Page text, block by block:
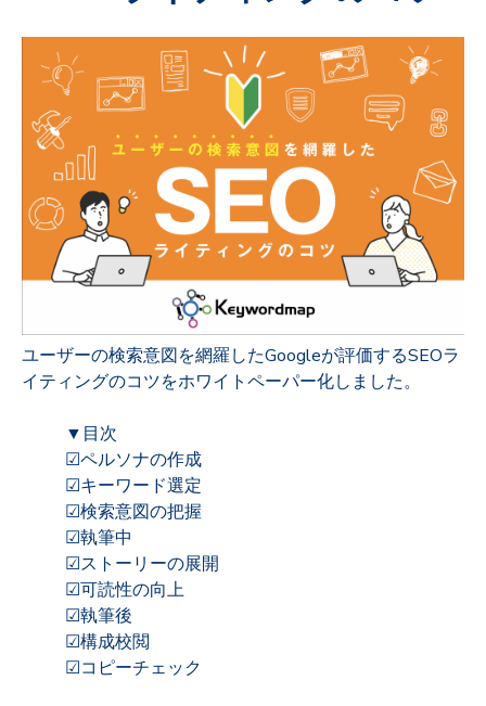
ユーザーの検索意図を網羅したGoogleが評価するSEOラ
イティングのコツをホワイトペーパー化しました。
▼目次
☑ペルソナの作成
☑キーワード選定
☑検索意図の把握
☑執筆中
☑ストーリーの展開
☑可読性の向上
☑執筆後
☑構成校閲
☑コピーチェック